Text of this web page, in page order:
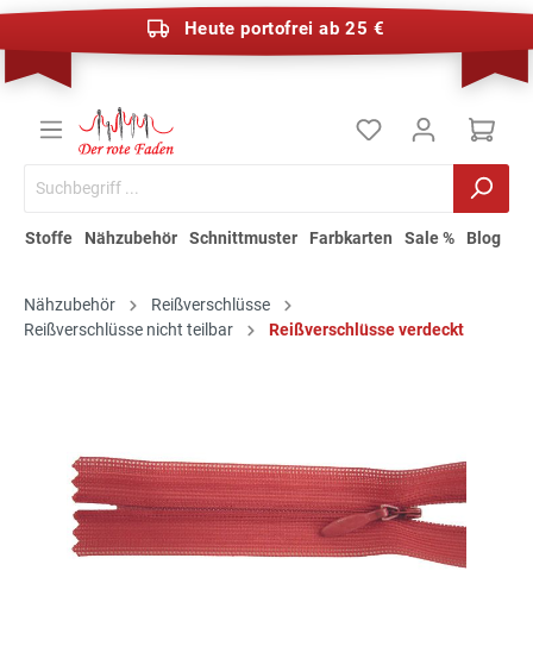
Heute portofrei ab 25 €
Stoffe Nähzubehör Schnittmuster Farbkarten Sale % Blog
Nähzubehör
Reißverschlüsse
Reißverschlüsse nicht teilbar
Reißverschlüsse verdeckt